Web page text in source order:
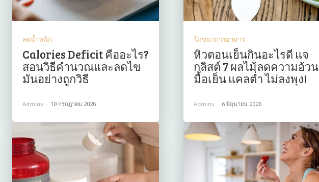
ลดน้ำหนัก
Calories Deficit คืออะไร?
สอนวิธีคำนวณและลดไข
มันอย่างถูกวิธี
Admins - 10 กรกฎาคม 2026
โภชนาการอาหาร
หิวตอนเย็นกินอะไรดี แจ
กลิสต์ 7 ผลไม้ลดความอ้วน
มื้อเย็น แคลต่ำ ไม่ลงพุง!
Admins - 6 มิถุนายน 2026